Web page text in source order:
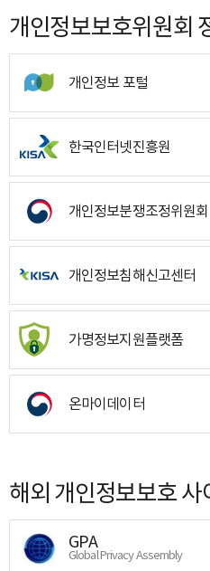
개인정보보호위원회
개인정보 포털
한국인터넷진흥원
개인정보분쟁조정위원회
개인정보침해신고센터
가명정보지원플랫폼
온마이데이터
해외 개인정보보호 사
GPA
Global Privacy Assembly